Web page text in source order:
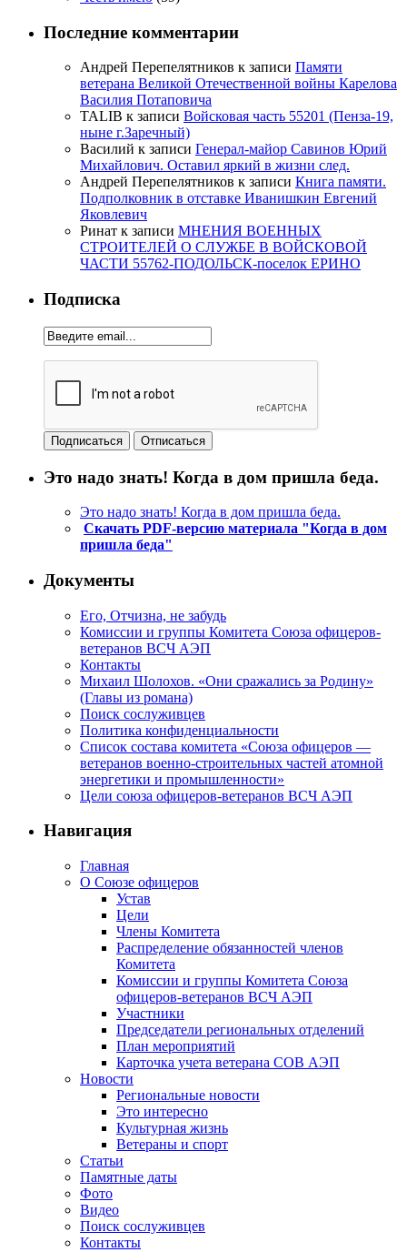
Последние комментарии
Андрей Перепелятников к записи Памяти
ветерана Великой Отечественной войны Карелова
Василия Потаповича
TALIB к записи Войсковая часть 55201 (Пенза-19,
ныне г.Заречный)
Василий к записи Генерал-майор Савинов Юрий
Михайлович. Оставил яркий в жизни след.
Андрей Перепелятников к записи Книга памяти.
Подполковник в отставке Иванишкин Евгений
Яковлевич
Ринат к записи МНЕНИЯ ВОЕННЫХ
СТРОИТЕЛЕЙ О СЛУЖБЕ В ВОЙСКОВОЙ
ЧАСТИ 55762-ПОДОЛЬСК-поселок ЕРИНО
Подписка
Это надо знать! Когда в дом пришла беда.
Это надо знать! Когда в дом пришла беда.
Скачать PDF-версию материала "Когда в дом
пришла беда"
Документы
Его, Отчизна, не забудь
Комиссии и группы Комитета Союза офицеров-
ветеранов ВСЧ АЭП
Контакты
Михаил Шолохов. «Они сражались за Родину»
(Главы из романа)
Поиск сослуживцев
Политика конфиденциальности
Список состава комитета «Союза офицеров —
ветеранов военно-строительных частей атомной
энергетики и промышленности»
Цели союза офицеров-ветеранов ВСЧ АЭП
Навигация
Главная
О Союзе офицеров
Устав
Цели
Члены Комитета
Распределение обязанностей членов
Комитета
Комиссии и группы Комитета Союза
офицеров-ветеранов ВСЧ АЭП
Участники
Председатели региональных отделений
План мероприятий
Карточка учета ветерана CОВ АЭП
Новости
Региональные новости
Это интересно
Культурная жизнь
Ветераны и спорт
Статьи
Памятные даты
Фото
Видео
Поиск сослуживцев
Контакты